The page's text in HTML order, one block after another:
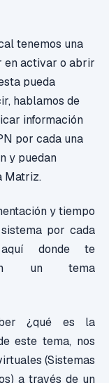
tenemos una
en activar o abrir
pueda
hablamos de
información
por cada una
y puedan
Matriz.
y tiempo
por cada
donde te
en un tema
¿qué es la
este tema, nos
(Sistemas
a través de un